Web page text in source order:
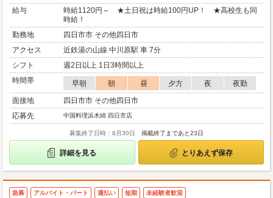
給与
時給1120円～ ★土日祝は時給100円UP！ ★高校生も同
時給！
勤務地
四日市市 その他四日市
アクセス
近鉄湯の山線 中川原駅 車 7分
シフト
週2日以上 1日3時間以上
時間帯
早朝 朝 昼 夕方 夜
夜勤
面接地
四日市市 その他四日市
応募先
中国料理浜木綿 四日市店
募集終了日時：8月30日 掲載終了まであと23日
詳細を見る とりあえず保存
急募 アルバイト・パート 週払い 短期 未経験者歓迎